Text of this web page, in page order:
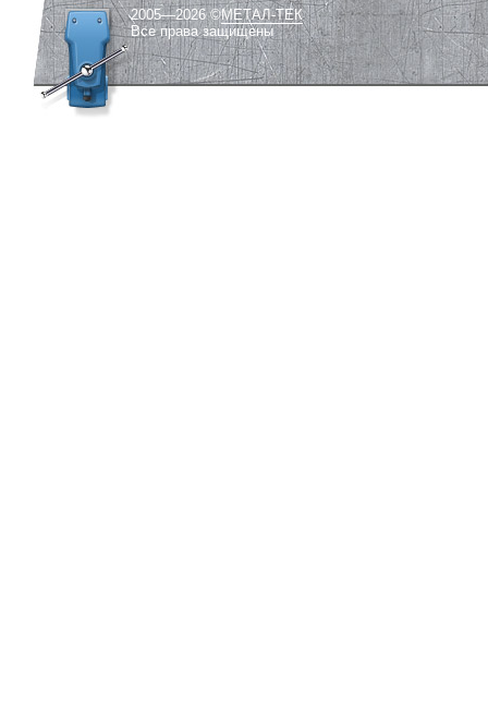
2005—2026 ©МЕТАЛ-ТЕК
Все права защищены